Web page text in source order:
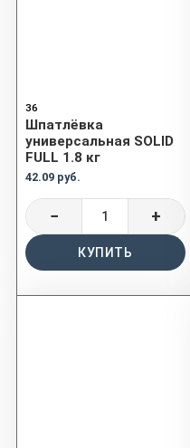
36
Шпатлёвка
универсальная SOLID
FULL 1.8 кг
42.09 руб.
− +
КУПИТЬ